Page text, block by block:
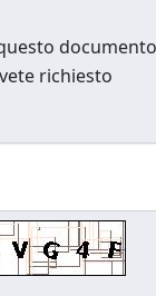
richiesto